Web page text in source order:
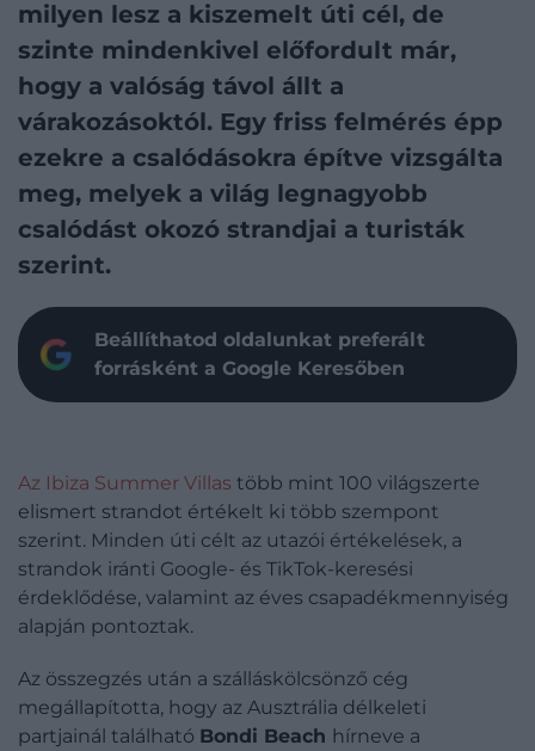
milyen lesz a kiszemelt úti cél, de
szinte mindenkivel előfordult már,
hogy a valóság távol állt a
várakozásoktól. Egy friss felmérés épp
ezekre a csalódásokra építve vizsgálta
meg, melyek a világ legnagyobb
csalódást okozó strandjai a turisták
szerint.
Beállíthatod oldalunkat preferált
forrásként a Google Keresőben
Az Ibiza Summer Villas több mint 100 világszerte
elismert strandot értékelt ki több szempont
szerint. Minden úti célt az utazói értékelések, a
strandok iránti Google- és TikTok-keresési
érdeklődése, valamint az éves csapadékmennyiség
alapján pontoztak.
Az összegzés után a szálláskölcsönző cég
megállapította, hogy az Ausztrália délkeleti
partjainál található Bondi Beach hírneve a